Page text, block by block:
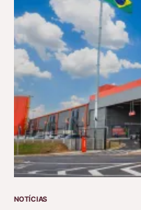
NOTÍCIAS